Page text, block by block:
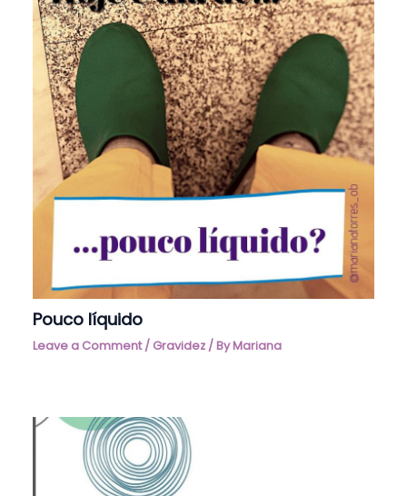
Pouco líquido
Leave a Comment / Gravidez / ByMariana